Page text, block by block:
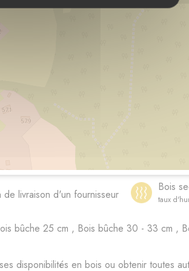
de livraison d'un fournisseur
Bois
taux
bûche 25 cm , Bois bûche 30 - 33 cm ,
disponibilités en bois ou obtenir toutes